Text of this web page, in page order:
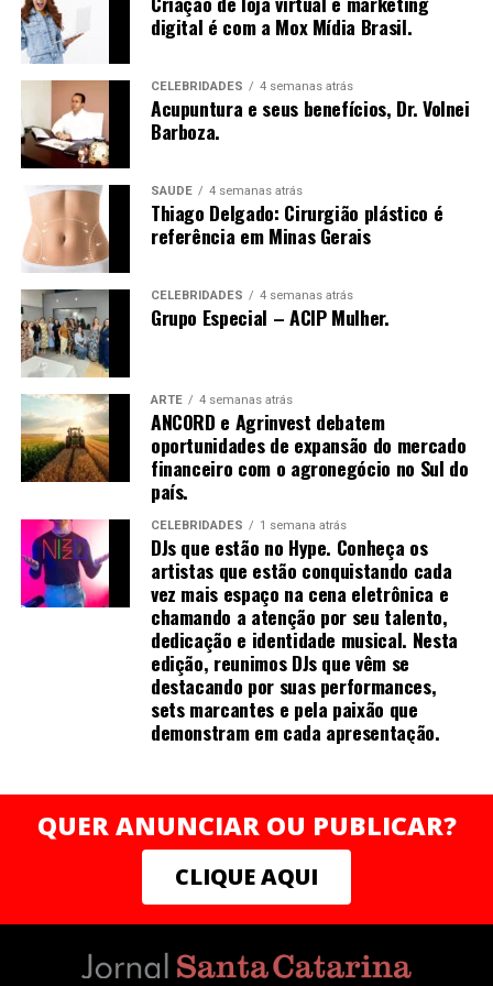
visitas”, ressalta a escritora.
Além de compartilhar sua própria transformação, da
liderança corporativa à independência financeira e à
atuação como conselheira empresarial, Mirella discute
temas sensíveis como a desconexão entre identidade e
crachá, a sobrecarga emocional no ambiente
corporativo e os impactos da falta de planejamento na
vida profissional. Para a autora, encarar a carreira como
um ativo de valor é também uma forma de conquistar
liberdade: de decisão, de tempo e de propósito.
Como forma de retribuir e incentivar outras mulheres
em sua jornada profissional, Mirella decidiu doar 100%
dos direitos autorais da obra para o Instituto Rede
Mulher Empreendedora, organização voltada para o
fortalecimento do empreendedorismo feminino no
Brasil. A iniciativa atua há mais de uma década
oferecendo capacitação, mentorias, acesso a crédito e
empreender com autonomia e sustentabilidade.
“Acredito que o conhecimento e a valorização
profissional devem caminhar junto com ações concretas
de transformação. Ao apoiar a Rede Mulher
Empreendedora, quero contribuir para que mais
mulheres possam enxergar e negociar o próprio valor,
construindo trajetórias sólidas e independentes”,
indústria farmacêutica, onde liderou áreas de qualidade,
digital é com a Mox Mídia Brasil.
CELEBRIDADES 4 semanas atrás
Acupuntura e seus benefícios, Dr. Volnei
Barboza.
SAÚDE 4 semanas atrás
Thiago Delgado: Cirurgião plástico é
referência em Minas Gerais
CELEBRIDADES 4 semanas atrás
Grupo Especial – ACIP Mulher.
ARTE 4 semanas atrás
ANCORD e Agrinvest debatem
oportunidades de expansão do mercado
financeiro com o agronegócio no Sul do
país.
CELEBRIDADES 1 semana atrás
DJs que estão no Hype. Conheça os
artistas que estão conquistando cada
vez mais espaço na cena eletrônica e
chamando a atenção por seu talento,
dedicação e identidade musical. Nesta
edição, reunimos DJs que vêm se
destacando por suas performances,
sets marcantes e pela paixão que
demonstram em cada apresentação.
QUER ANUNCIAR OU PUBLICAR?
CLIQUE AQUI